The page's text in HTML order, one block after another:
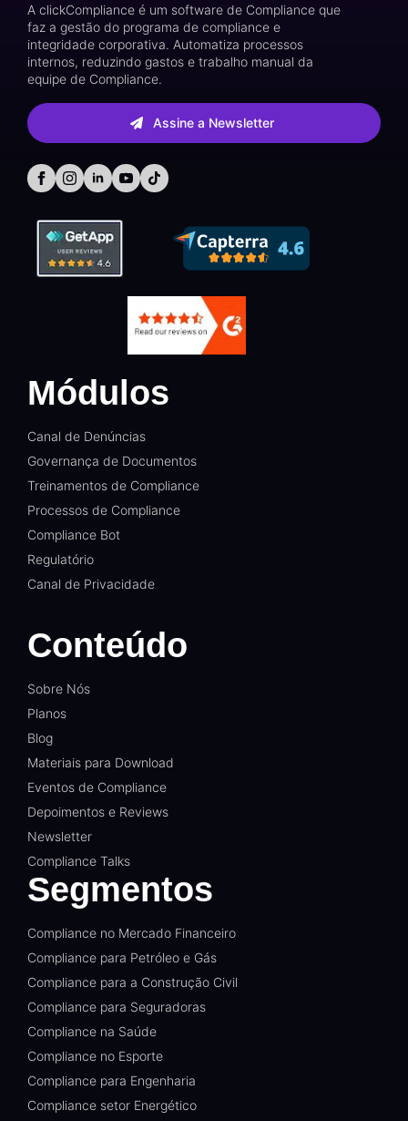
A clickCompliance é um software de Compliance que
faz a gestão do programa de compliance e
integridade corporativa. Automatiza processos
internos, reduzindo gastos e trabalho manual da
equipe de Compliance.
Assine a Newsletter
Módulos
Canal de Denúncias
Governança de Documentos
Treinamentos de Compliance
Processos de Compliance
Compliance Bot
Regulatório
Canal de Privacidade
Conteúdo
Sobre Nós
Planos
Blog
Materiais para Download
Eventos de Compliance
Depoimentos e Reviews
Newsletter
Compliance Talks
Segmentos
Compliance no Mercado Financeiro
Compliance para Petróleo e Gás
Compliance para a Construção Civil
Compliance para Seguradoras
Compliance na Saúde
Compliance no Esporte
Compliance para Engenharia
Compliance setor Energético